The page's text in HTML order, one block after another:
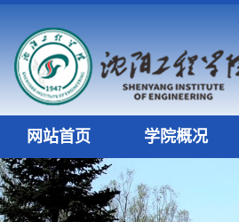
网站首页 学院概况